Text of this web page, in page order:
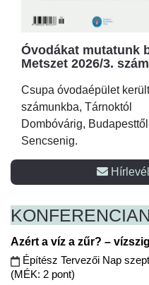
Óvodákat mutatunk
Metszet 2026/3.
Csupa óvodaépület
számunkba, Tárnoktól
Dombóvárig, Budapesttől
Sencsenig.
KONFERENCIA
Azért a víz a zűr? –
Építész Tervezői Nap
(MÉK: 2 pont)